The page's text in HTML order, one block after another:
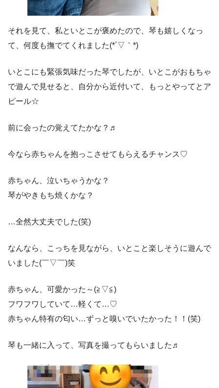
それを見て、私といとこが褒めたので、琴も嬉しくなっ
て、何度も撫でてくれました(*´▽｀*)
いとこにも緊張気味だった琴でしたが、いとこがおもちゃ
で遊んで見せると、自分から近付いて、もっとやってとア
ピール☆
前に会ったの覚えてたかな？♬
今なら赤ちゃんを抱っこさせてもらえるチャンス♡
赤ちゃん、泣いちゃうかな？
琴がやきもち焼くかな？
…全然大丈夫でした(笑)
なんなら、こっちを見ながら、いとこと楽しそうに遊んで
いました(￣▽￣)笑
赤ちゃん、可愛かった～(≧▽≦)
フワフワしていて…軽くて…♡
赤ちゃん特有の匂い…ずっと嗅いでいたかった！！(笑)
琴も一緒に入って、写真を撮ってもらいました♬